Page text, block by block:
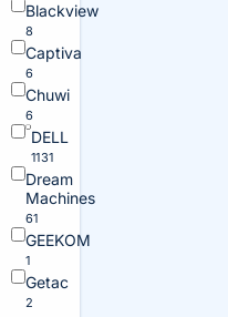
Blackview
8
Captiva
6
Chuwi
6
DELL
1131
Dream
Machines
61
GEEKOM
1
Getac
2